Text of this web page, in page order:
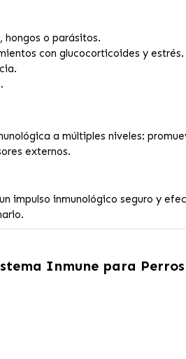
hongos o parásitos.
con glucocorticoides y estrés.
a múltiples niveles:
externos.
impulso inmunológico seguro y
Inmune para